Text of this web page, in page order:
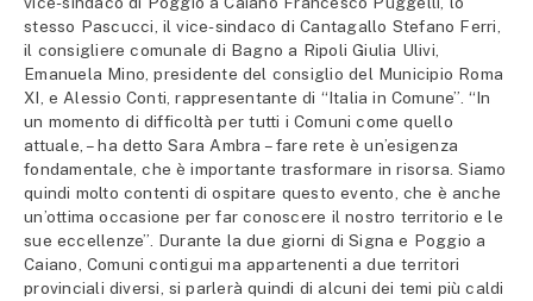
stesso Pascucci, il vice-sindaco di Cantagallo Stefano Ferri,
il consigliere comunale di Bagno a Ripoli Giulia Ulivi,
Emanuela Mino, presidente del consiglio del Municipio Roma
XI, e Alessio Conti, rappresentante di “Italia in Comune”. “In
un momento di difficoltà per tutti i Comuni come quello
attuale, – ha detto Sara Ambra – fare rete è un’esigenza
fondamentale, che è importante trasformare in risorsa. Siamo
quindi molto contenti di ospitare questo evento, che è anche
un’ottima occasione per far conoscere il nostro territorio e le
sue eccellenze”. Durante la due giorni di Signa e Poggio a
Caiano, Comuni contigui ma appartenenti a due territori
provinciali diversi, si parlerà quindi di alcuni dei temi più caldi